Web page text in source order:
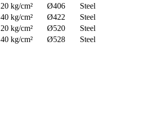
20 kg/cm² Ø406
Steel
40 kg/cm² Ø422
Steel
20 kg/cm² Ø520
Steel
40 kg/cm² Ø528 Steel